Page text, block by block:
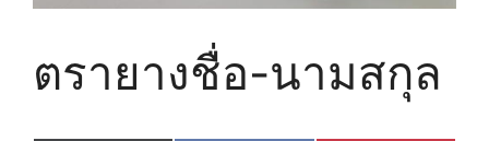
ตรายางชื่อ-นามสกุล